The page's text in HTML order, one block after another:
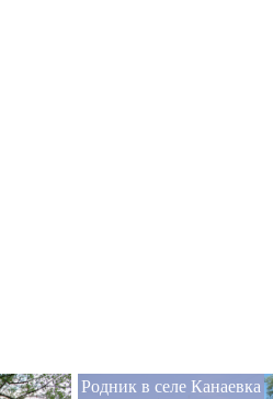
Родник в селе Канаевка